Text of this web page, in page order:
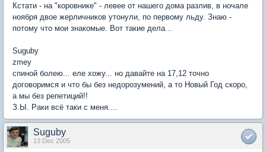
Кстати - на "коровнике" - левее от нашего дома разлив, в ночале
ноября двое жерличников утонули, по первому льду. Знаю -
потому что мои знакомые. Вот такие дела...
Suguby
zmey
спиной болею... еле хожу... но давайте на 17,12 точно
договоримся и что бы без недорозумений, а то Новый Год скоро,
а мы без репетиций!!
З.Ы. Раки всё таки с меня....
Suguby
13 Dec 2005